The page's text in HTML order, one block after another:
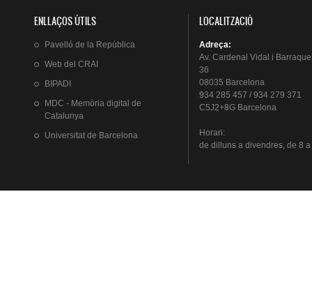
ENLLAÇOS ÚTILS
Pavelló de la República
Web del CRAI
BIPADI
MDC - Memòria digital de
Catalunya
Universitat de Barcelona
LOCALITZACIÓ
Adreça:
Av. Cardenal Vidal i
36
08035 Barcelona
934 285 457 / 934 279 371
C5J2+8G Barcelona
Horari:
de dillunsa divendres, de 8